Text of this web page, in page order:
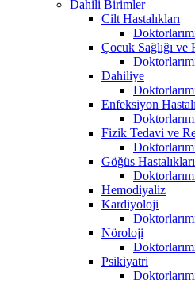
Dahili Birimler
Cilt Hastalıkları
Çocuk Sağlığı ve
Dahiliye
Enfeksiyon
Fizik Tedavi ve
Göğüs Hastalıkları
Hemodiyaliz
Kardiyoloji
Nöroloji
Psikiyatri